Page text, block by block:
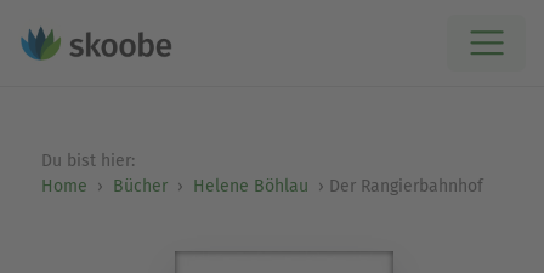
Du bist hier:
Home
Bücher Helene Böhlau Der Rangierbahnhof